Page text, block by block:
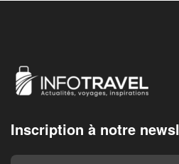
Inscription à notre